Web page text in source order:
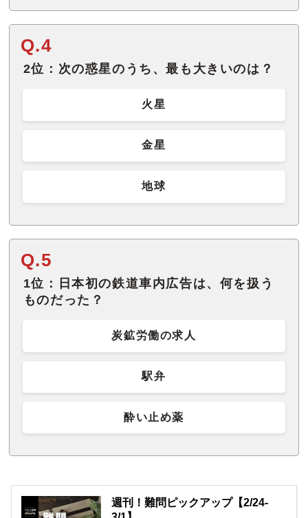
Q.4
2位：次の惑星のうち、最も大きいのは？
火星
金星
地球
Q.5
1位：日本初の鉄道車内広告は、何を扱う
ものだった？
炭鉱労働の求人
駅弁
酔い止め薬
週刊！難問ピックアップ【2/24-